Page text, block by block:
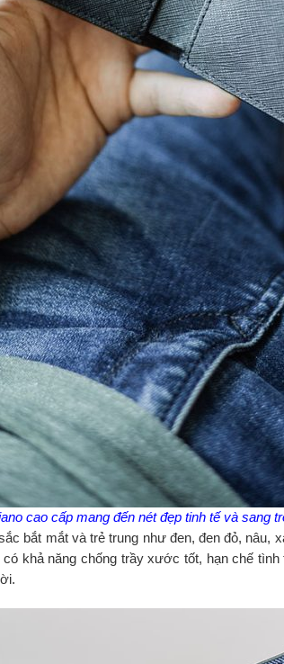
cao cấp mang đến nét đẹp tinh tế và sang
bắt mắt và trẻ trung như đen, đen đỏ, nâu,
khả năng chống trầy xước tốt, hạn chế